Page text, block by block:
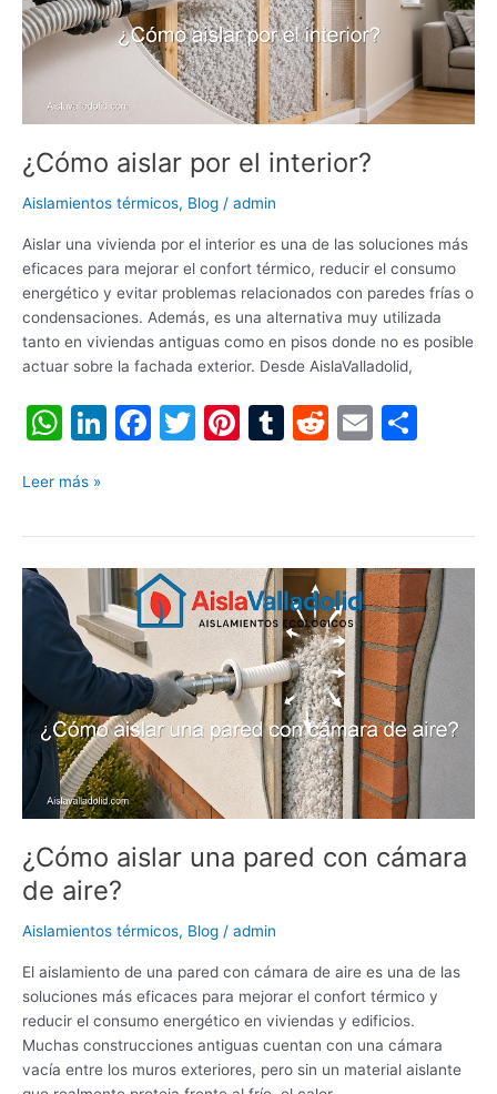
¿Cómo aislar por el interior?
Aislamientos térmicos, Blog / admin
Aislar una vivienda por el interior es una de las soluciones más
eficaces para mejorar el confort térmico, reducir el consumo
energético y evitar problemas relacionados con paredes frías o
condensaciones. Además, es una alternativa muy utilizada
tanto en viviendas antiguas como en pisos donde no es posible
actuar sobre la fachada exterior. Desde AislaValladolid,
W
at
s
A
p
p
Li
e
dI
n
F
e
b
o
o
k
T
er
Pi
e
st
T
bl
r
R
di
t
E
l
p
ar
tir
Leer más »
¿Cómo aislar una pared con cámara
de aire?
Aislamientos térmicos, Blog / admin
El aislamiento de una pared con cámara de aire es una de las
soluciones más eficaces para mejorar el confort térmico y
reducir el consumo energético en viviendas y edificios.
Muchas construcciones antiguas cuentan con una cámara
vacía entre los muros exteriores, pero sin un material aislante
¿Cómo
aislar
pared
cámara
aire?